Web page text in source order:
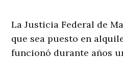
La Justicia Federal de
que sea puesto en
funcionó durante años